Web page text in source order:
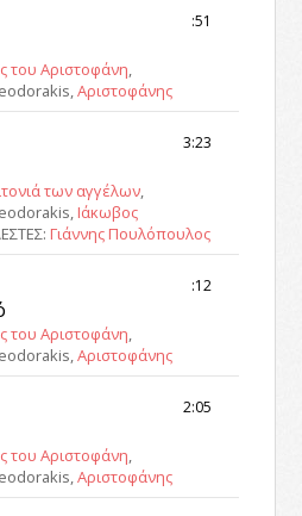
:51
του Αριστοφάνη,
Αριστοφάνης
3:23
των αγγέλων,
Ιάκωβος
Γιάννης Πουλόπουλος
:12
του Αριστοφάνη
Αριστοφάνης
2:05
του Αριστοφάνη
Αριστοφάνης